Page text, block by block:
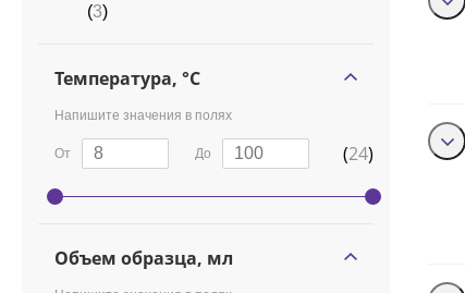
(3)
Температура, °С
Напишите значения в полях
От До (24)
Объем образца, мл